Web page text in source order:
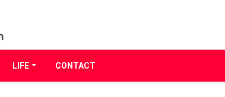
LIFE CONTACT